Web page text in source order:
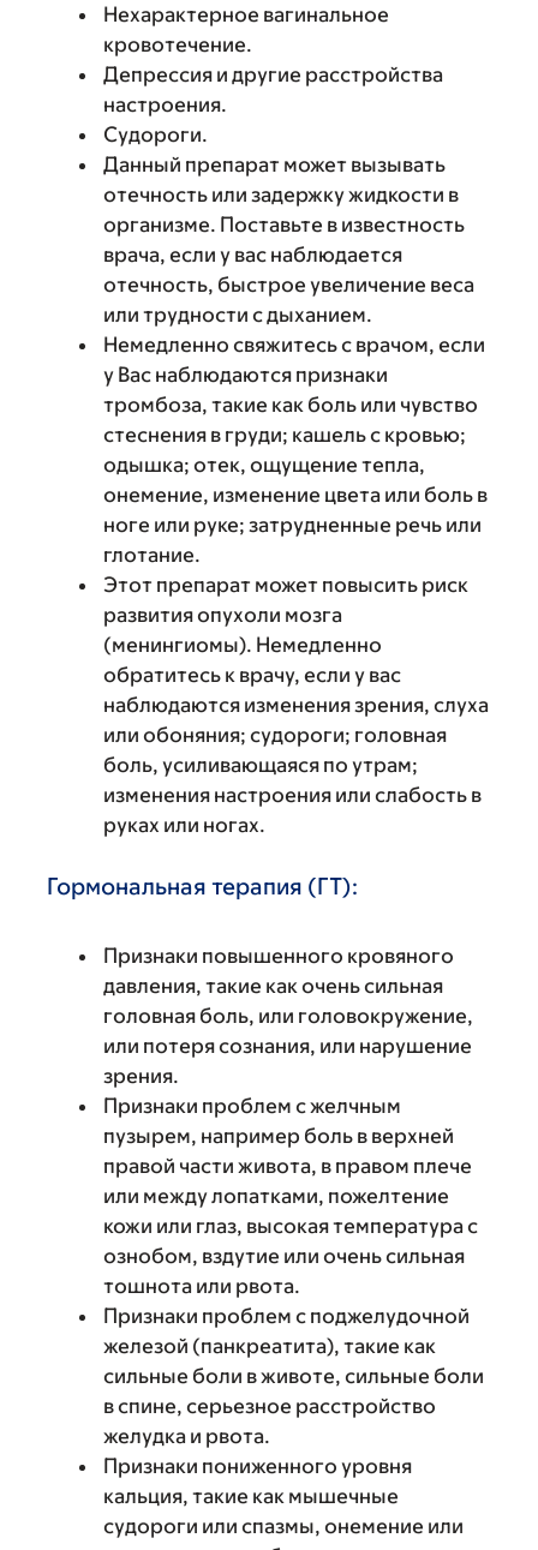
Нехарактерное вагинальное
кровотечение.
Депрессия и другие расстройства
настроения.
Судороги.
Данный препарат может вызывать
отечность или задержку жидкости в
организме. Поставьте в известность
врача, если у вас наблюдается
отечность, быстрое увеличение веса
или трудности с дыханием.
Немедленно свяжитесь с врачом, если
у Вас наблюдаются признаки
тромбоза, такие как боль или чувство
стеснения в груди; кашель с кровью;
одышка; отек, ощущение тепла,
онемение, изменение цвета или боль в
ноге или руке; затрудненные речь или
глотание.
Этот препарат может повысить риск
развития опухоли мозга
(менингиомы). Немедленно
обратитесь к врачу, если у вас
наблюдаются изменения зрения, слуха
или обоняния; судороги; головная
боль, усиливающаяся по утрам;
изменения настроения или слабость в
руках или ногах.
Гормональная терапия (ГТ):
Признаки повышенного кровяного
давления, такие как очень сильная
головная боль, или головокружение,
или потеря сознания, или нарушение
зрения.
Признаки проблем с желчным
пузырем, например боль в верхней
правой части живота, в правом плече
или между лопатками, пожелтение
кожи или глаз, высокая температура с
ознобом, вздутие или очень сильная
тошнота или рвота.
Признаки проблем с поджелудочной
железой (панкреатита), такие как
сильные боли в животе, сильные боли
в спине, серьезное расстройство
желудка и рвота.
Признаки пониженного уровня
кальция, такие как мышечные
судороги или спазмы, онемение или